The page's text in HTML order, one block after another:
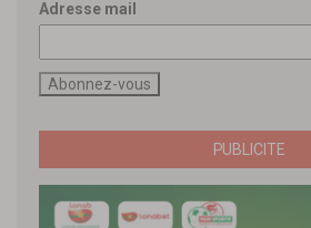
Adresse mail
PUBLICITE